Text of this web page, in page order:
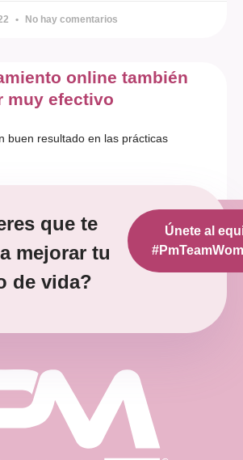
No hay comentarios
online también
muy efectivo
buen resultado en las prácticas
No hay comentarios
que te
mejorar tu
de vida?
Únete al